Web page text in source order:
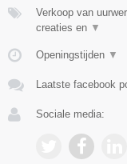
Verkoop van
creaties en ▼
Openingstijden ▼
Laatste facebook
Sociale media: